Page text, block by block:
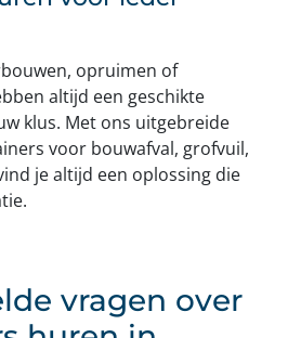
opruimen of
altijd een geschikte
klus. Met ons uitgebreide
voor bouwafval, grofvuil,
je altijd een oplossing die
vragen over